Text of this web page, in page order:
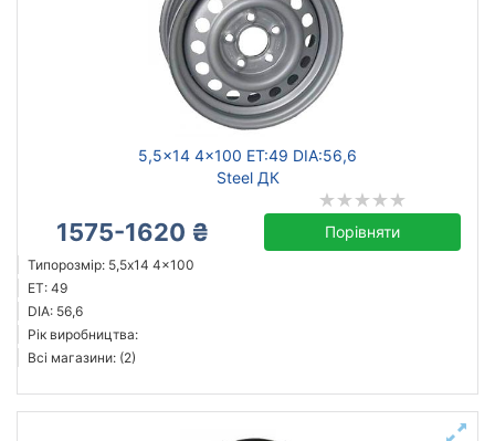
5,5x14 4x100 ET:49 DIA:56,6
Steel ДК
1575-1620 ₴ Порівняти
Типорозмір: 5,5x14 4x100
ET: 49
DIA: 56,6
Рік виробництва:
Всі магазини: (2)